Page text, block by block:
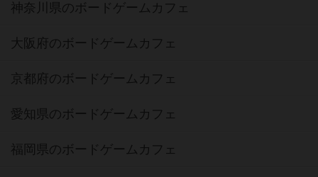
神奈川県のボードゲームカフェ
大阪府のボードゲームカフェ
京都府のボードゲームカフェ
愛知県のボードゲームカフェ
福岡県のボードゲームカフェ